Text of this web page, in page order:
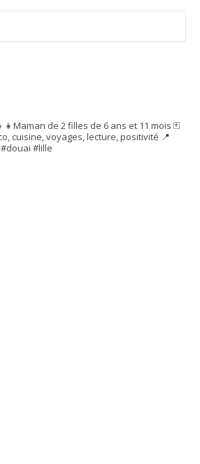
de 2 filles de 6 ans et 11 mois 🃏
cuisine, voyages, lecture, positivité 📍
#lille